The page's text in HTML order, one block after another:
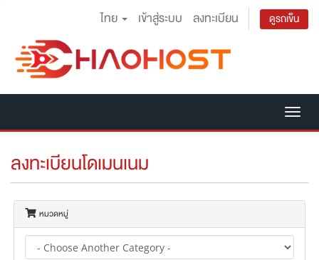
ไทย เข้าสู่ระบบ ลงทะเบียน ดูรถเข็น
ลงทะเบียนโดเมนเนม
หมวดหมู่